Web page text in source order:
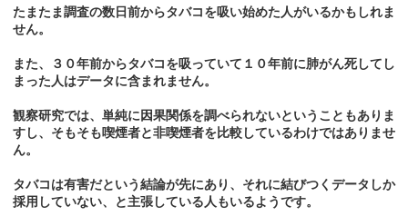
たまたま調査の数日前からタバコを吸い始めた人がいるかもしれま
せん。
また、３０年前からタバコを吸っていて１０年前に肺がん死してし
まった人はデータに含まれません。
観察研究では、単純に因果関係を調べられないということもありま
すし、そもそも喫煙者と非喫煙者を比較しているわけではありませ
ん。
タバコは有害だという結論が先にあり、それに結びつくデータしか
採用していない、と主張している人もいるようです。